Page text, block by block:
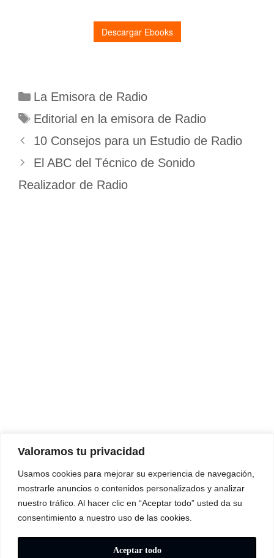
Valoramos tu privacidad
Usamos cookies para mejorar su experiencia de navegación,
mostrarle anuncios o contenidos personalizados y analizar
nuestro tráfico. Al hacer clic en “Aceptar todo” usted da su
consentimiento a nuestro uso de las cookies.
Aceptar todo
Categorías
La Emisora de Radio
Etiquetas
Editorial en la emisora de Radio
10 Consejos para un Estudio de Radio
El ABC del Técnico de Sonido
Realizador de Radio